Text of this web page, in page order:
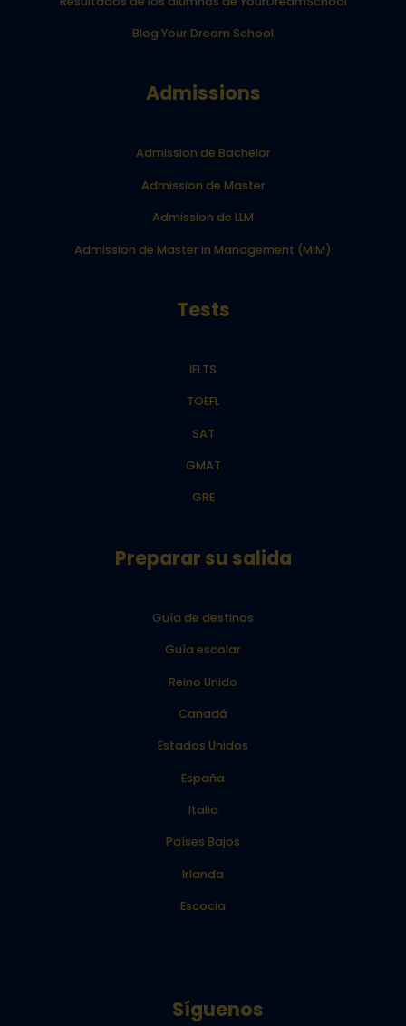
Blog Your Dream School
Admissions
Admission de Bachelor
Admission de Master
Admission de LLM
Admission de Master in Management (MiM)
Tests
IELTS
TOEFL
SAT
GMAT
GRE
Preparar su salida
Guía de destinos
Guía escolar
Reino Unido
Canadá
Estados Unidos
España
Italia
Países Bajos
Irlanda
Escocia